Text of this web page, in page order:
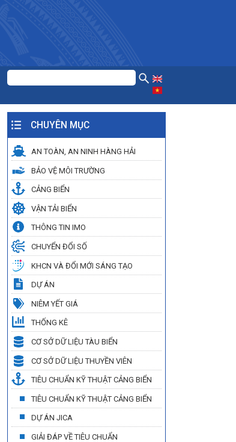
CHUYÊN MỤC
AN TOÀN, AN NINH HÀNG HẢI
BẢO VỆ MÔI TRƯỜNG
CẢNG BIỂN
VẬN TẢI BIỂN
THÔNG TIN IMO
CHUYỂN ĐỔI SỐ
KHCN VÀ ĐỔI MỚI SÁNG TẠO
DỰ ÁN
NIÊM YẾT GIÁ
THỐNG KÊ
CƠ SỞ DỮ LIỆU TÀU BIỂN
CƠ SỞ DỮ LIỆU THUYỀN VIÊN
TIÊU CHUẨN KỸ THUẬT CẢNG BIỂN
TIÊU CHUẨN KỸ THUẬT CẢNG BIỂN
DỰ ÁN JICA
GIẢI ĐÁP VỀ TIÊU CHUẨN